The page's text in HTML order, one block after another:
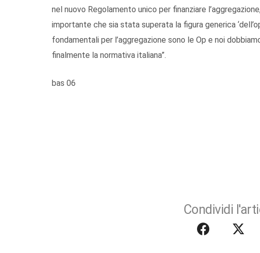
nel nuovo Regolamento unico per finanziare
importante che sia stata superata la figura generica
fondamentali per l’aggregazione sono le Op e noi
finalmente la normativa italiana”.
bas 06
Condividi